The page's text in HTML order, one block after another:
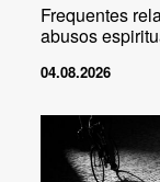
Frequentes
abusos
04.08.2026